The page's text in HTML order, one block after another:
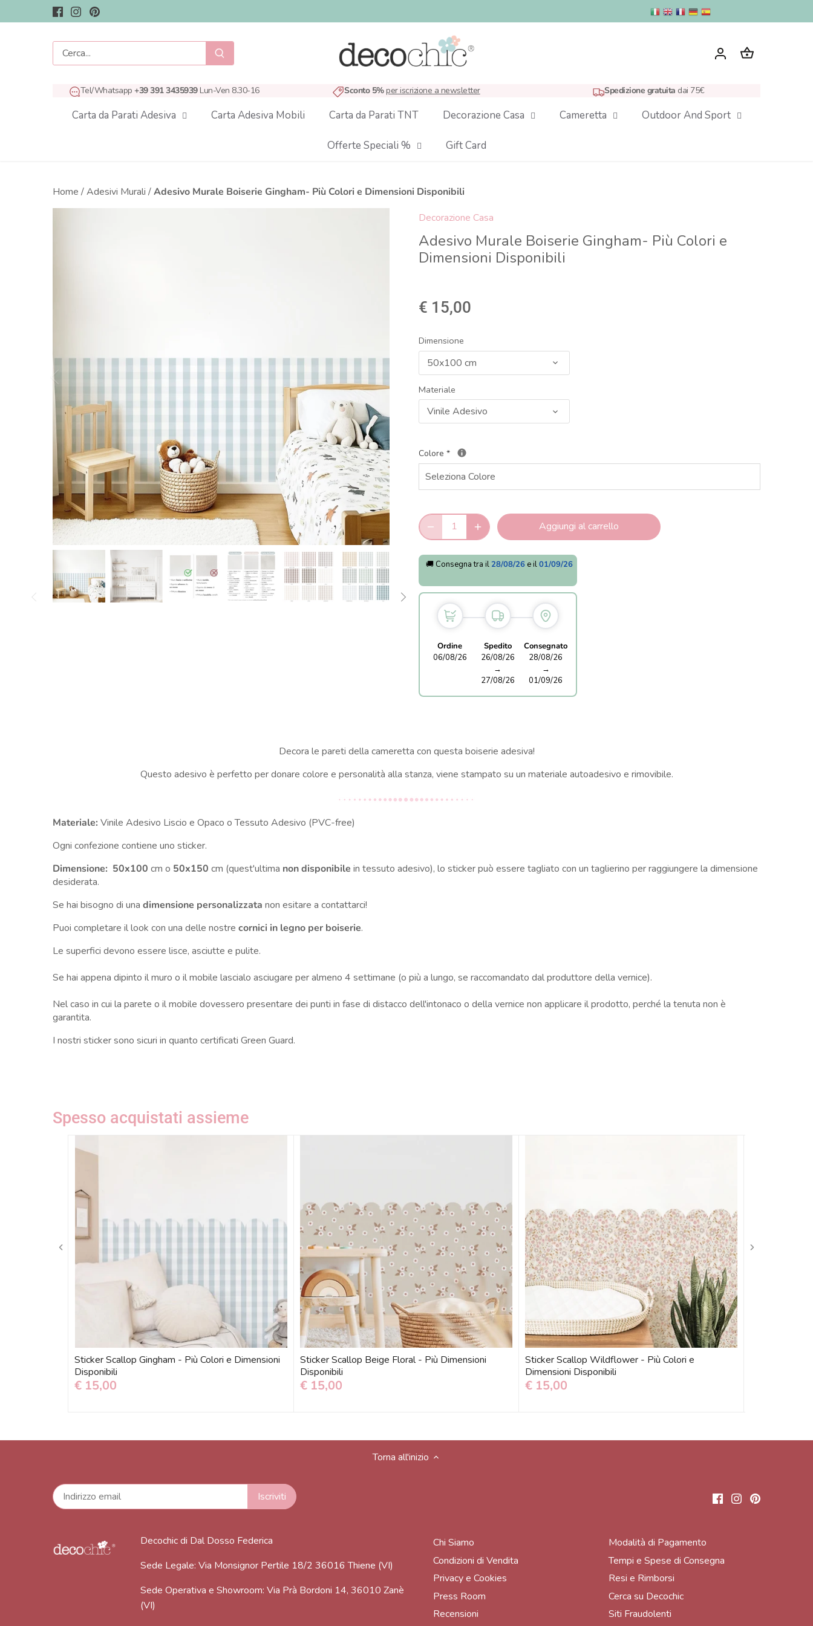
al
Tel/Whatsapp +39 391 3435939Lun-Ven 8.30-16 Sconto 5%per iscrizione a newsletter Spedizione gratuita dai 75€
Carta da Parati Adesiva Carta Adesiva Mobili Carta da Parati TNT Decorazione Casa Cameretta Outdoor And Sport
Offerte Speciali % Gift Card
Home /Adesivi Murali /Adesivo Murale Boiserie Gingham- Più Colori e Dimensioni Disponibili
Decorazione Casa
Adesivo Murale Boiserie Gingham- Più Colori e
Dimensioni Disponibili
€ 15,00
Dimensione
50x100 cm
Materiale
Vinile Adesivo
Colore *
Aggiungi al carrello
🚚 Consegna tra il 28/08/26 e il01/09/26
Ordine
06/08/26
Spedito
26/08/26
→
27/08/26
Consegnato
28/08/26
→
01/09/26
Decora le pareti della cameretta con questa boiserie adesiva!
Questo adesivo è perfetto per donare colore e personalità alla stanza, viene stampato su un materiale autoadesivo e rimovibile.
Materiale: Vinile Adesivo Liscio e Opaco o Tessuto Adesivo (PVC-free)
Ogni confezione contiene uno sticker.
Dimensione: 50x100 cm o 50x150 cm (quest'ultima non disponibile in tessuto adesivo), lo sticker può essere tagliato con un taglierino per raggiungere la dimensione
desiderata.
Se hai bisogno di unadimensione personalizzata non esitare a contattarci!
Puoi completare il look con una delle nostrecornici in legno per boiserie.
Le superfici devono essere lisce, asciutte e pulite.
Se hai appena dipinto il muro o il mobile lascialo asciugare per almeno 4 settimane (o più a lungo, se raccomandato dal produttore della vernice).
Nel caso in cui la parete o il mobile dovessero presentare dei punti in fase di distacco dell'intonaco o della vernice non applicare il prodotto, perché la tenuta non è
garantita.
I nostri sticker sono sicuri in quanto certificati Green Guard.
Spesso acquistati assieme
Sticker Scallop Gingham - Più Colori e Dimensioni
Disponibili
€ 15,00
Sticker Scallop Beige Floral - Più Dimensioni
Disponibili
€ 15,00
Sticker Scallop Wildflower - Più Colori e
Dimensioni Disponibili
€ 15,00
Torna all'inizio
Decochic di Dal Dosso Federica
Sede Legale: Via Monsignor Pertile 18/2 36016 Thiene (VI)
Sede Operativa e Showroom: Via Prà Bordoni 14, 36010 Zanè
(VI)
Chi Siamo
Condizioni di Vendita
Privacy e Cookies
Press Room
Recensioni
Modalità di Pagamento
Tempi e Spese di Consegna
Resi e Rimborsi
Cerca su Decochic
Siti Fraudolenti